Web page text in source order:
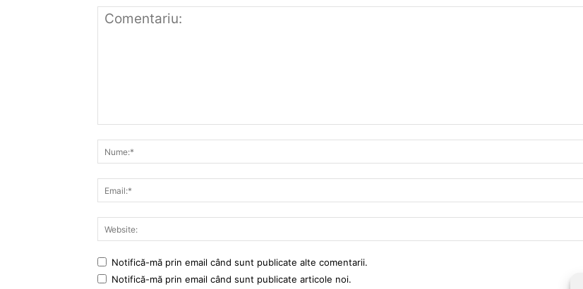
Notifică-mă prin email când sunt publicate alte comentarii.
Notifică-mă prin email când sunt publicate articole noi.